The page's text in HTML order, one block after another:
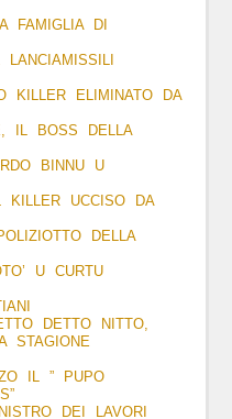
FAMIGLIA DI
KILLER ELIMINATO DA
IL BOSS DELLA
BINNU U
KILLER UCCISO DA
DELLA
U CURTU
DETTO NITTO,
STAGIONE
IL ” PUPO
DEI LAVORI